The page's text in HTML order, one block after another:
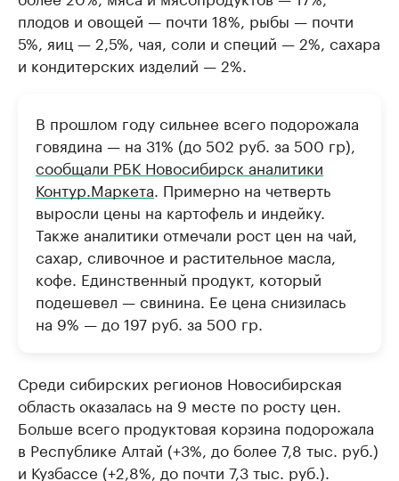
плодов и овощей — почти 18%, рыбы — почти
5%, яиц — 2,5%, чая, соли и специй — 2%, сахара
и кондитерских изделий — 2%.
В прошлом году сильнее всего подорожала
говядина — на 31% (до 502 руб. за 500 гр),
сообщали РБК Новосибирск аналитики
Контур.Маркета . Примерно на четверть
выросли цены на картофель и индейку.
Также аналитики отмечали рост цен на чай,
сахар, сливочное и растительное масла,
кофе. Единственный продукт, который
подешевел — свинина. Ее цена снизилась
на 9% — до 197 руб. за 500 гр.
Среди сибирских регионов Новосибирская
область оказалась на 9 месте по росту цен.
Больше всего продуктовая корзина подорожала
в Республике Алтай (+3%, до более 7,8 тыс. руб.)
и Кузбассе (+2,8%, до почти 7,3 тыс. руб.).